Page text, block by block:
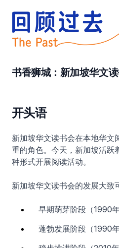
书香狮城：新加坡华文
开头语
新加坡华文读书会在本地华文
重的角色。今天，新加坡活跃
种形式开展阅读活动。
新加坡华文读书会的发展大致
早期萌芽阶段（1990年
蓬勃发展阶段（1990